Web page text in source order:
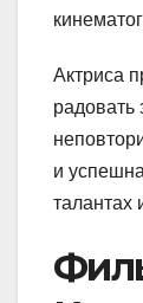
Актриса
радовать
и
талантах